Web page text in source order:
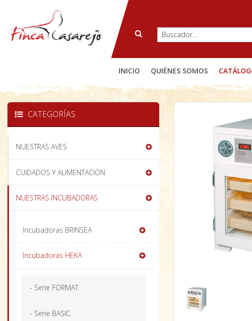
INICIO QUIÉNES SOMOS
CATEGORÍAS
NUESTRAS AVES
CUIDADOS Y ALIMENTACIÓN
NUESTRAS INCUBADORAS
Incubadoras BRINSEA
Incubadoras HEKA
- Serie FORMAT
- Serie BASIC